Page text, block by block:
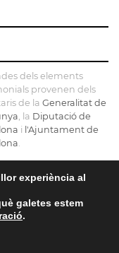
dels elements
provenen dels
de la Generalitat de
, la Diputació de
i l'Ajuntament de
base ha estat
amb dades de la
Cartogràfic i
de Catalunya
experiència al
galetes estem
.